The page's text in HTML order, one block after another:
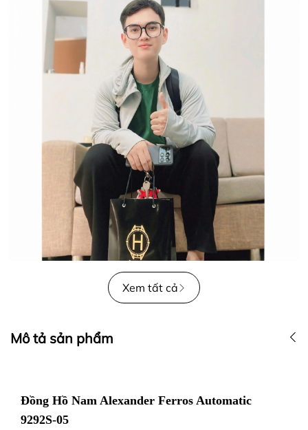
Xem tất cả
Mô tả sản phẩm
Đồng Hồ Nam Alexander Ferros Automatic
9292S-05